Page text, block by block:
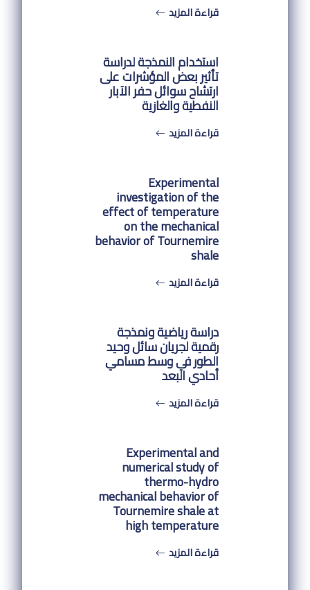
قراءة المزيد
استخدام النمذجة لدراسة
تأثير بعض المؤشرات على
ارتشاح سوائل حفر الآبار
النفطية والغازية
قراءة المزيد
Experimental
investigation of the
effect of temperature
on the mechanical
behavior of Tournemire
shale
قراءة المزيد
دراسة رياضية ونمذجة
رقمية لجريان سائل وحيد
الطور في وسط مسامي
أحادي البعد
قراءة المزيد
Experimental and
numerical study of
thermo-hydro
mechanical behavior of
Tournemire shale at
high temperature
قراءة المزيد